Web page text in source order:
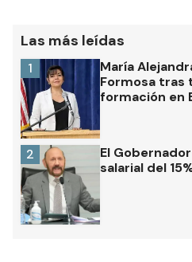
Las más leídas
María
Formosa tras
formación en
1
El
salarial del
2